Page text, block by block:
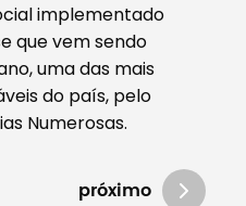
implementado
que vem sendo
uma das mais
do país, pelo
Numerosas.
próximo